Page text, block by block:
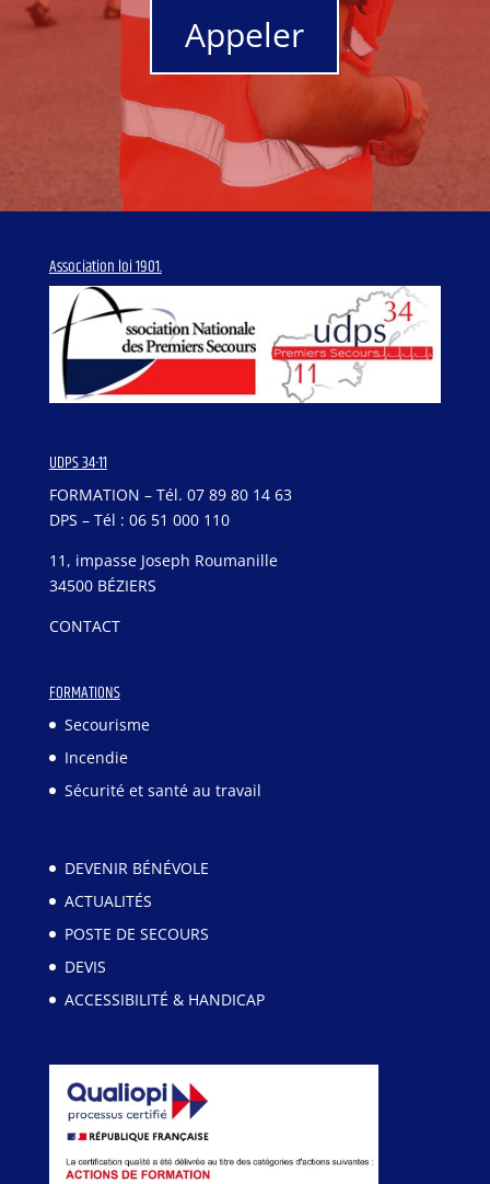
Appeler
Association loi 1901.
UDPS 34-11
FORMATION – Tél. 07 89 80 14 63
DPS – Tél : 06 51 000 110
11, impasse Joseph Roumanille
34500 BÉZIERS
CONTACT
FORMATIONS
Secourisme
Incendie
Sécurité et santé au travail
DEVENIR BÉNÉVOLE
ACTUALITÉS
POSTE DE SECOURS
DEVIS
ACCESSIBILITÉ & HANDICAP